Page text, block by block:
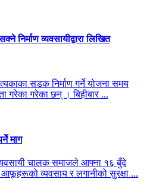
व्यवसायीद्वारा लिखित
सडक निर्माण गर्ने योजना समय
गरेका गरेका छन् । बिहीबार ...
माग
चालक समाजले आफ्ना १६ बुँदे
व्यवसाय र लगानीको सुरक्षा ...